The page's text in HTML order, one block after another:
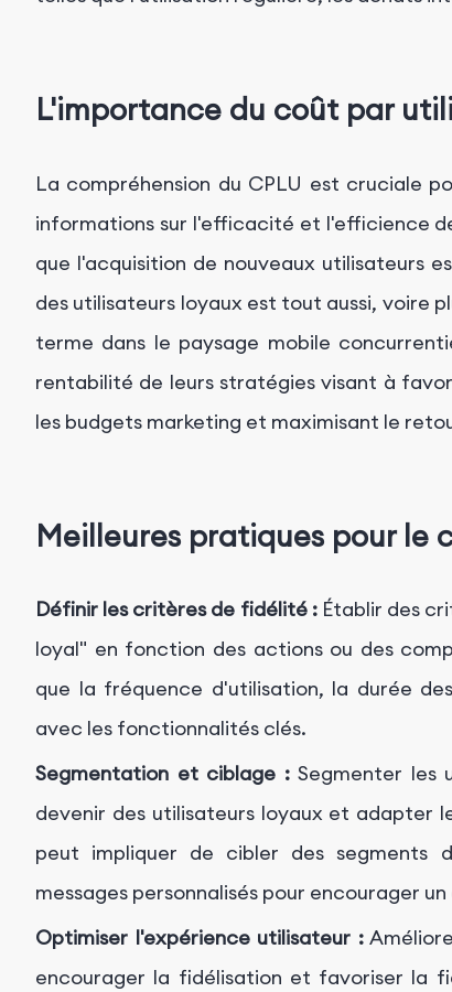
L'importance du coût par
La compréhension du CPLU est cruciale
informations sur l'efficacité et l'efficience
que l'acquisition de nouveaux utilisateurs
des utilisateurs loyaux est tout aussi, voire
terme dans le paysage mobile
rentabilité de leurs stratégies visant à
les budgets marketing et maximisant le
Meilleures pratiques pour le
Définir les critères de fidélité :Établir des
loyal" en fonction des actions ou des
que la fréquence d'utilisation, la durée
avec les fonctionnalités clés.
Segmentation et ciblage :Segmenter les
devenir des utilisateurs loyaux et adapter
peut impliquer de cibler des segments
messages personnalisés pour encourager
Optimiser l'expérience utilisateur :
encourager la fidélisation et favoriser la